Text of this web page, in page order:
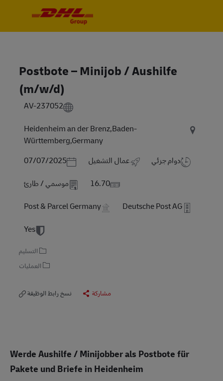
Postbote – Minijob / Aushilfe
(m/w/d)
AV-237052
Heidenheim an der Brenz,Baden-
Württemberg,Germany
Posted Date
07/07/2025 عمال التشغيل دوام جزئي
موسمي / طارئ 16.70
Post & Parcel Germany Deutsche Post AG
Yes
التسليم
العمليات
نسخ رابط الوظيفة مشاركة
Werde Aushilfe / Minijobber als Postbote für
Pakete und Briefe in Heidenheim